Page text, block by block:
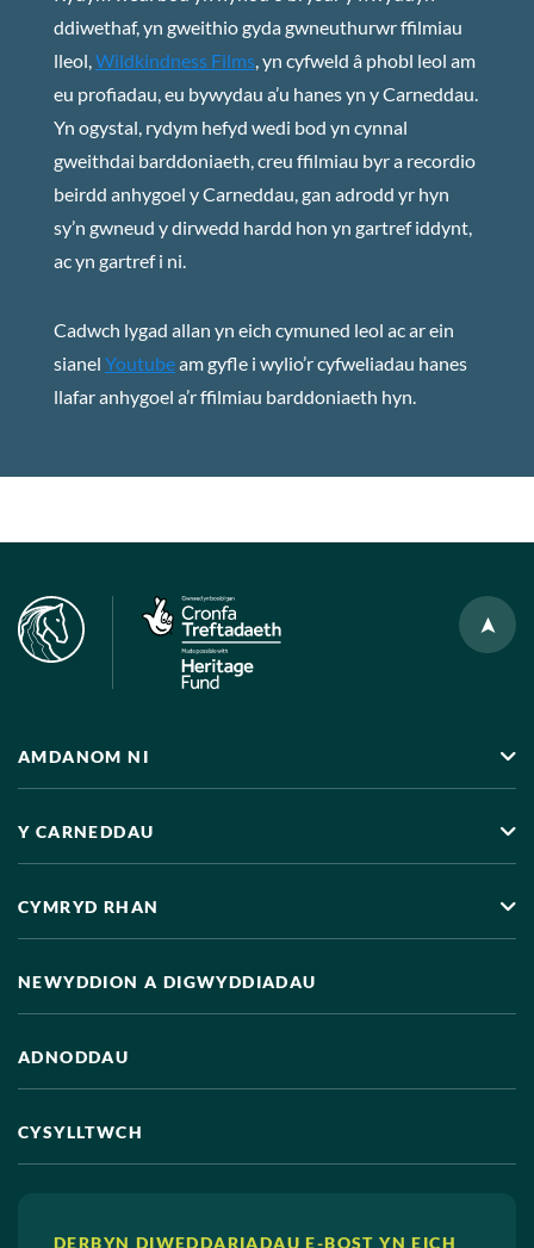
ddiwethaf, yn gweithio gyda gwneuthurwr ffilmiau
lleol,Wildkindness Films, yn cyfweld â phobl leol am
eu profiadau, eu bywydau a’u hanes yn y Carneddau.
Yn ogystal, rydym hefyd wedi bod yn cynnal
gweithdai barddoniaeth, creu ffilmiau byr a recordio
beirdd anhygoel y Carneddau, gan adrodd yr hyn
sy’n gwneud y dirwedd hardd hon yn gartref iddynt,
ac yn gartref i ni.
Cadwch lygad allan yn eich cymuned leol ac ar ein
sianel Youtubeam gyfle i wylio’r cyfweliadau hanes
llafar anhygoel a’r ffilmiau barddoniaeth hyn.
AMDANOM NI
Y CARNEDDAU
CYMRYD RHAN
NEWYDDION A DIGWYDDIADAU
ADNODDAU
CYSYLLTWCH
DERBYN DIWEDDARIADAU E-BOST YN EICH